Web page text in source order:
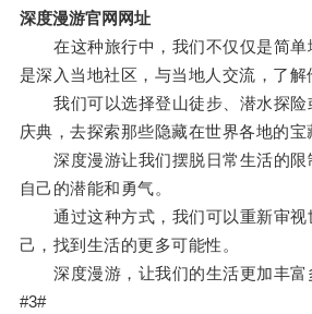
深度漫游官网网址
在这种旅行中，我们不仅仅是简单
是深入当地社区，与当地人交流，了解
我们可以选择登山徒步、潜水探险
庆典，去探索那些隐藏在世界各地的宝
深度漫游让我们摆脱日常生活的限
自己的潜能和勇气。
通过这种方式，我们可以重新审视
己，找到生活的更多可能性。
深度漫游，让我们的生活更加丰富
#3#